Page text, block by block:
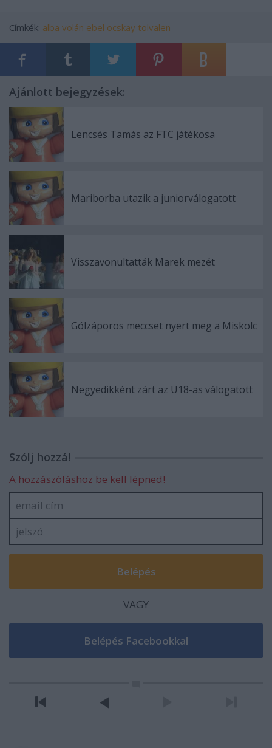
Címkék: alba volán ebel ocskay tolvalen
Ajánlott bejegyzések:
Lencsés Tamás az FTC játékosa
Mariborba utazik a juniorválogatott
Visszavonultatták Marek mezét
Gólzáporos meccset nyert meg a Miskolc
Negyedikként zárt az U18-as válogatott
Szólj hozzá!
A hozzászóláshoz be kell lépned!
VAGY